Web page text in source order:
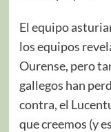
El equipo
los equipos
Ourense, pero
gallegos han
contra, el
que creemos (y